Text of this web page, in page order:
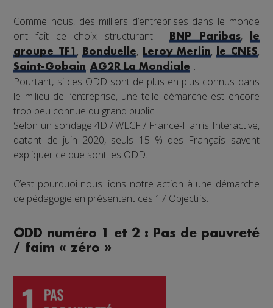
Comme nous, des milliers d’entreprises dans le monde
ont fait ce choix structurant :
BNP Paribas,
le
groupe TF1 , Bonduelle, Leroy Merlin, le CNES,
Saint-Gobain,AG2R La Mondiale...
Pourtant, si ces ODD sont de plus en plus connus dans
le milieu de l’entreprise, une telle démarche est encore
trop peu connue du grand public.
Selon un sondage 4D / WECF / France-Harris Interactive,
datant de juin 2020, seuls 15 % des Français savent
expliquer ce que sont les ODD.
C’est pourquoi nous lions notre action à une démarche
de pédagogie en présentant ces 17 Objectifs.
ODD numéro 1 et 2 : Pas de pauvreté
/ faim « zéro »